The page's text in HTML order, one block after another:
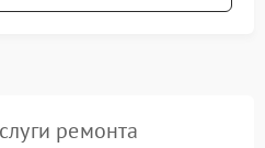
ремонта